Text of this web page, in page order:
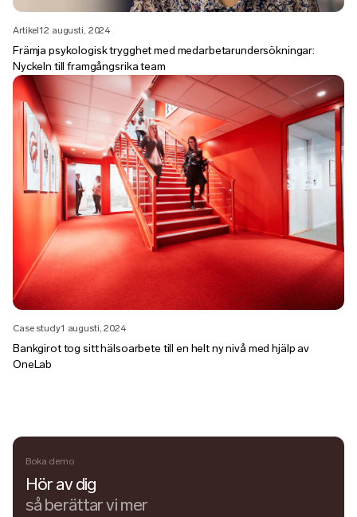
Artikel12 augusti, 2024
Främja psykologisk trygghet med medarbetarundersökningar:
Nyckeln till framgångsrika team
Case study1 augusti, 2024
Bankgirot tog sitt hälsoarbete till en helt ny nivå med hjälp av
OneLab
Boka demo
Hör av dig
så berättar vi mer